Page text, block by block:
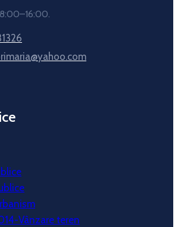
Vânzare teren